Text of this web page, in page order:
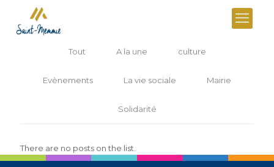
Tout A la une culture
Evènements La vie sociale Mairie
Solidarité
There are no posts on the list.